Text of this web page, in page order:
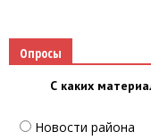
Опросы
С каких
Новости района